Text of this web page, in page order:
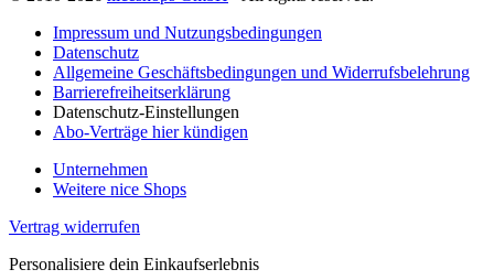
Impressum und Nutzungsbedingungen
Datenschutz
Allgemeine Geschäftsbedingungen und Widerrufsbelehrung
Barrierefreiheitserklärung
Datenschutz-Einstellungen
Abo-Verträge hier kündigen
Unternehmen
Weitere nice Shops
Vertrag widerrufen
Personalisiere dein Einkaufserlebnis